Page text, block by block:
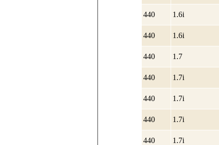
440 1.6i
440 1.6i
440 1.7
440 1.7i
440 1.7i
440 1.7i
440 1.7i